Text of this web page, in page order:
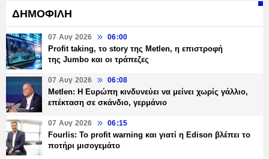
ΔΗΜΟΦΙΛΗ
07 Αυγ 2026 06:00
Profit taking, το story της Metlen, η επιστροφή
της Jumbo και οι τράπεζες
07 Αυγ 2026 06:08
Metlen: Η Ευρώπη κινδυνεύει να μείνει χωρίς γάλλιο,
επέκταση σε σκάνδιο, γερμάνιο
07 Αυγ 2026 06:15
Fourlis: Το profit warning και γιατί η Edison βλέπει το
ποτήρι μισογεμάτο